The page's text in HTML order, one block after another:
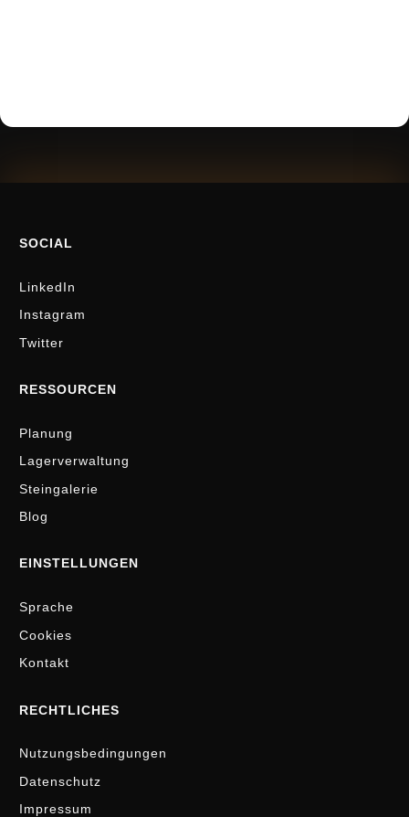
SOCIAL
LinkedIn
Instagram
Twitter
RESSOURCEN
Planung
Lagerverwaltung
Steingalerie
Blog
EINSTELLUNGEN
Sprache
Cookies
Kontakt
RECHTLICHES
Nutzungsbedingungen
Datenschutz
Impressum